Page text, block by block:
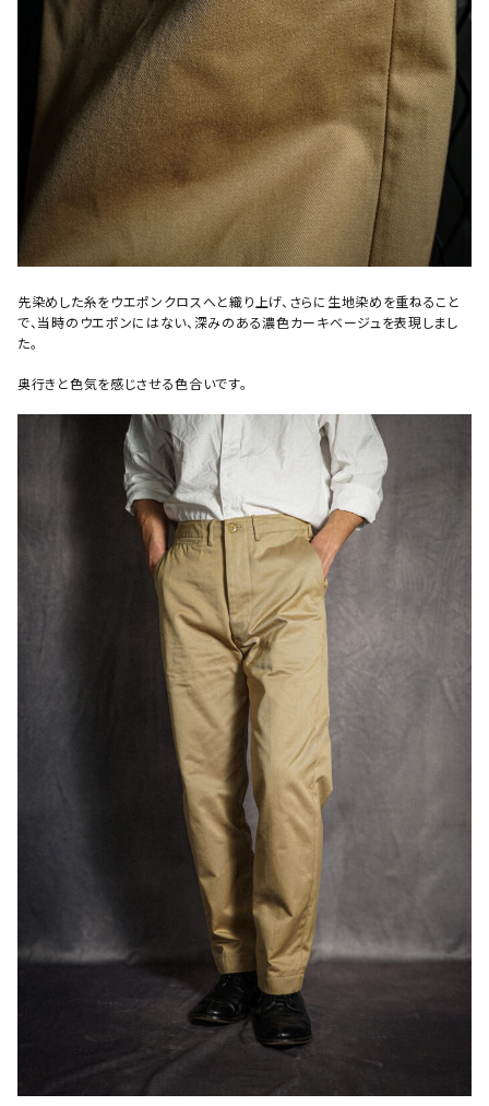
先染めした糸をウエポンクロスへと織り上げ、さらに生地染めを重ねること
で、当時のウエポンにはない、深みのある濃色カーキベージュを表現しまし
た。
奥行きと色気を感じさせる色合いです。